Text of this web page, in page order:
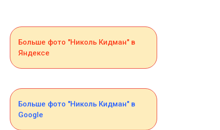
Больше фото "Николь Кидман" в
Яндексе
Больше фото "Николь Кидман" в
Google